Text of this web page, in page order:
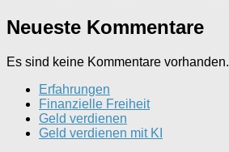
Neueste Kommentare
Es sind keine Kommentare vorhanden.
Erfahrungen
Finanzielle Freiheit
Geld verdienen
Geld verdienen mit KI